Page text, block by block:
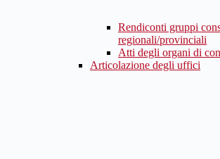
Rendiconti gruppi
regionali/provinciali
Atti degli organi di
Articolazione degli uffici